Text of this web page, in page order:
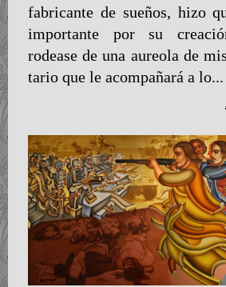
fabricante de sueños, hizo
importante por su
rodease de una aureola de
tario que le acompañará a lo...